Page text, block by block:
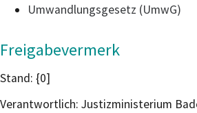
Umwandlungsgesetz (UmwG)
Freigabevermerk
Stand: {0]
Verantwortlich: Justizministerium